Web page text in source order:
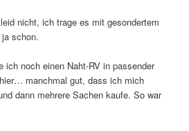
nicht, ich trage es mit gesondertem
schon.
noch einen Naht-RV in passender
manchmal gut, dass ich mich
dann mehrere Sachen kaufe. So war